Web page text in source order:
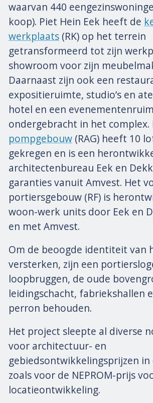
waarvan 440
koop). Piet Hein Eek heeft de
werkplaats (RK) op het terrein
getransformeerd tot zijn
showroom voor zijn
Daarnaast zijn ook een
expositieruimte, studio’s en
hotel en een
ondergebracht in het complex.
pompgebouw (RAG) heeft 10
gekregen en is een
architectenbureau Eek en
garanties vanuit Amvest. Het
portiersgebouw (RF) is
woon-werk units door Eek en
en met Amvest.
Om de beoogde identiteit van
versterken, zijn een
loopbruggen, de oude
leidingschacht, fabriekshallen
perron behouden.
Het project sleepte al diverse
voor architectuur- en
gebiedsontwikkelingsprijzen in
zoals voor de NEPROM-prijs
locatieontwikkeling.